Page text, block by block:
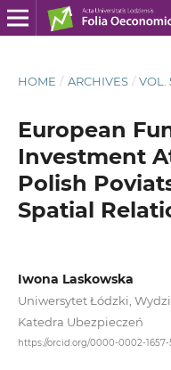
HOME / ARCHIVES / VOL.
European
Investment
Polish
Spatial
Iwona Laskowska
Uniwersytet Łódzki,
Katedra Ubezpieczeń
https://orcid.org/0000-0002-1657-